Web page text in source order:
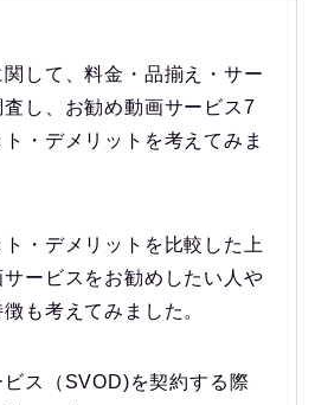
して、料金・品揃え・サー
し、お勧め動画サービス7
・デメリットを考えてみま
・デメリットを比較した上
ービスをお勧めしたい人や
も考えてみました。
ス（SVOD)を契約する際